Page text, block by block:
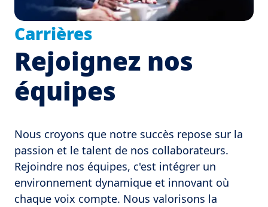
Carrières
Rejoignez nos
équipes
Nous croyons que notre succès repose sur la
passion et le talent de nos collaborateurs.
Rejoindre nos équipes, c'est intégrer un
environnement dynamique et innovant où
chaque voix compte. Nous valorisons la